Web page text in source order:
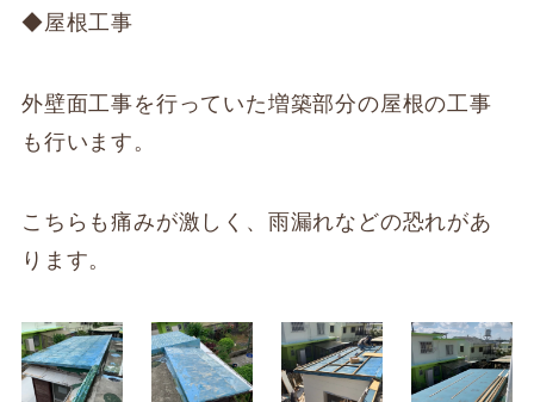
◆屋根工事
外壁面工事を行っていた増築部分の屋根の工事
も行います。
こちらも痛みが激しく、雨漏れなどの恐れがあ
ります。